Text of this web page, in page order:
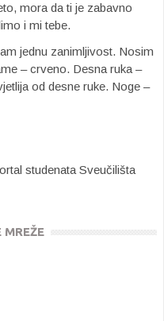
mora da ti je zabavno
i mi tebe.
jednu zanimljivost. Nosim
– crveno. Desna ruka –
od desne ruke. Noge –
studenata Sveučilišta
MREŽE